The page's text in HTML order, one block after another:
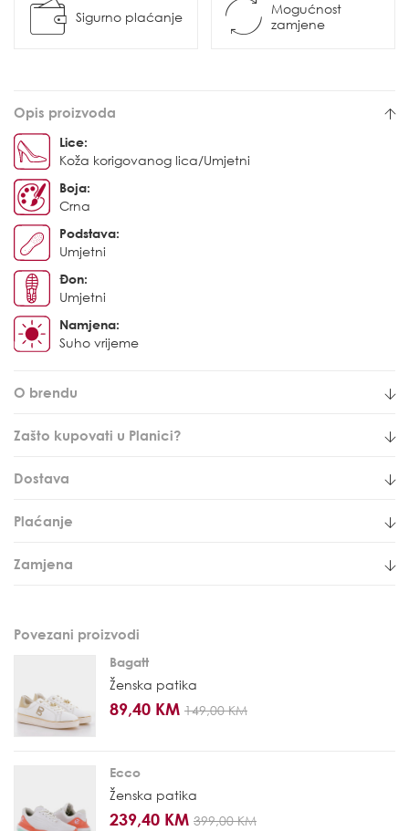
Sigurno plaćanje
Mogućnost
zamjene
Opis proizvoda
Lice:
Koža korigovanog lica/Umjetni
Boja:
Crna
Podstava:
Umjetni
Đon:
Umjetni
Namjena:
Suho vrijeme
O brendu
Zašto kupovati u Planici?
Dostava
Plaćanje
Zamjena
Povezani proizvodi
Bagatt
Ženska patika
89,40 KM 149,00 KM
Ecco
Ženska patika
239,40 KM 399,00 KM